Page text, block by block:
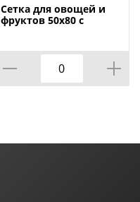
Сетка для овощей и
фруктов 50х80 с